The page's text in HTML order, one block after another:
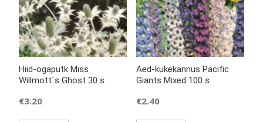
Hiid-ogaputk Miss
Willmott`s Ghost 30 s.
€3.20
Aed-kukekannus Pacific
Giants Mixed 100 s.
€2.40